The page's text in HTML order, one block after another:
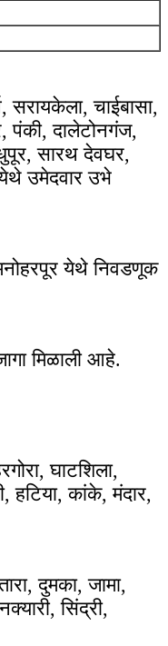
सरायकेला, चाईबासा,
पंकी, दालेटोनगंज,
सारथ देवघर,
येथे उमेदवार उभे
येथे निवडणूक
मिळाली आहे.
घाटशिला,
हटिया, कांके, मंदार,
दुमका, जामा,
सिंद्री,